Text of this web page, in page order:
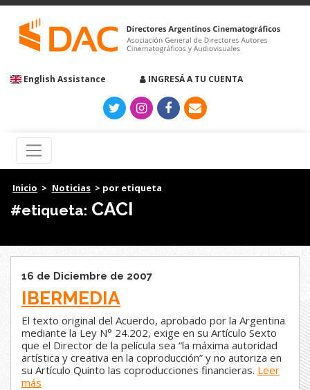
English Assistance INGRESÁ A TU CUENTA
Inicio > Noticias > por etiqueta
#etiqueta: CACI
16 de Diciembre de 2007
IBERMEDIA
El texto original del Acuerdo, aprobado por la Argentina
mediante la Ley N° 24.202, exige en su Artículo Sexto
que el Director de la película sea “la máxima autoridad
artística y creativa en la coproducción” y no autoriza en
su Artículo Quinto las coproducciones financieras. Leer
más